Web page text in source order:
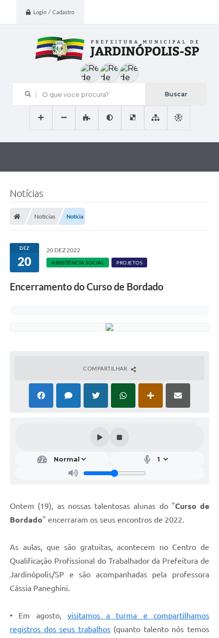
Login / Cadastro
O que voce procura?
Notícias
Notícias Notícia
DEZ
20
20 DEZ 2022
ASSISTÊNCIA SOCIAL PROJETOS
Encerramento do Curso de Bordado
COMPARTILHAR
Ontem (19), as nossas talentosas alunas do "Curso de
Bordado" encerraram os seus encontros de 2022.
As aulas, que são gratuitas, acontecem no Centro de
Qualificação Profissional do Trabalhador da Prefeitura de
Jardinópolis/SP e são acompanhadas pela professora
Cássia Paneghini.
• Em agosto, visitamos a turma e compartilhamos
registros dos seus trabalhos(quanto talento nós temos